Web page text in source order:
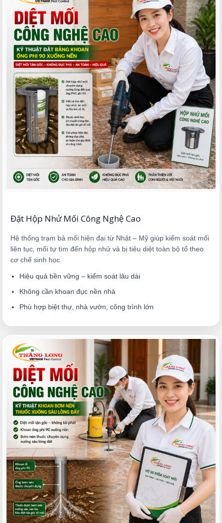
Đặt Hộp Nhử Mối Công Nghệ Cao
Hệ thống trạm bả mối hiện đại từ Nhật – Mỹ giúp kiểm soát mối
liên tục, mối tự tìm đến hộp nhử và bị tiêu diệt toàn bộ tổ theo
cơ chế sinh học.
Hiệu quả bền vững – kiểm soát lâu dài
Không cần khoan đục nền nhà
Phù hợp biệt thự, nhà vườn, công trình lớn